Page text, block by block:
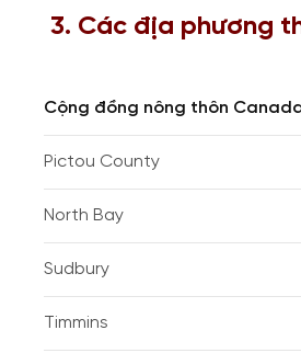
3. Các địa phương
Cộng đồng nông thôn
Pictou County
North Bay
Sudbury
Timmins